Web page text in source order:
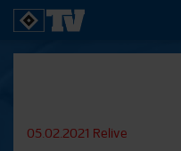
HSVTV-ABO!
05.02.2021 Relive